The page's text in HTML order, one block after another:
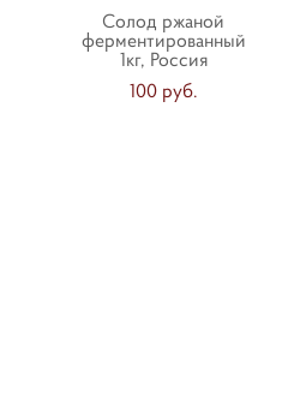
Солод ржаной
ферментированный
1кг, Россия
100 pуб.